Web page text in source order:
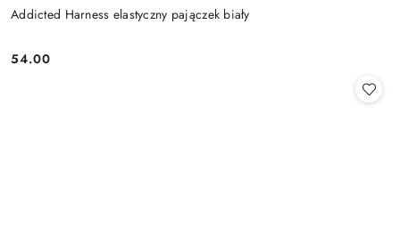
Addicted Harness elastyczny pajączek biały
Cena:
54.00